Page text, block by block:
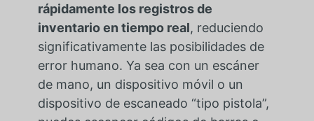
rápidamente los registros de
inventario en tiempo real, reduciendo
significativamente las posibilidades de
error humano. Ya sea con un escáner
de mano, un dispositivo móvil o un
dispositivo de escaneado “tipo pistola”,